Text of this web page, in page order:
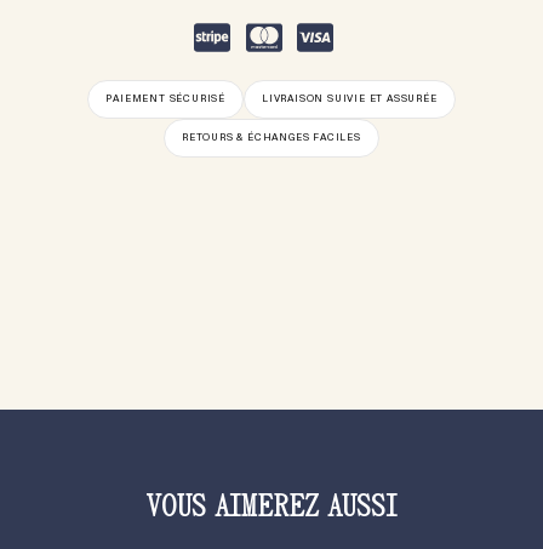
PAIEMENT SÉCURISÉ LIVRAISON SUIVIE ET ASSURÉE
RETOURS & ÉCHANGES FACILES
VOUS AIMEREZ AUSSI